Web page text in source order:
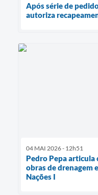
Após série de
autoriza
04 MAI 2026 - 12h51
Pedro Pepa articula
obras de drenagem
Nações I